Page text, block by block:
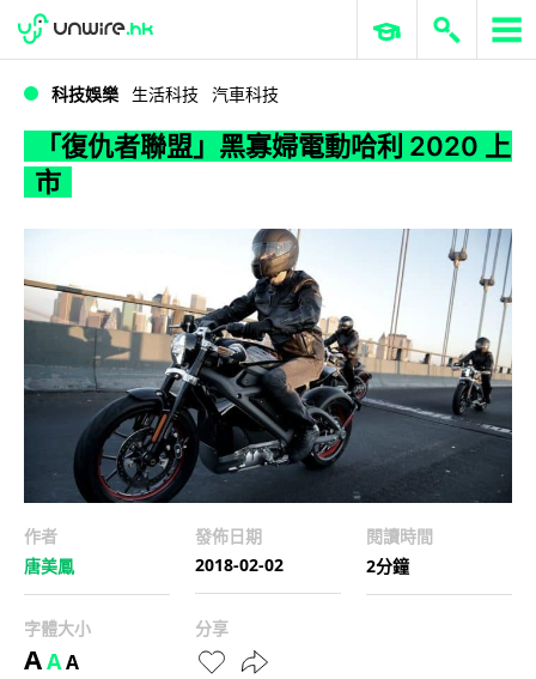
「復仇者聯盟」黑寡婦電動哈利 2020 上市
WWDC 2026 ERP 與商業 AI
科技娛樂 生活科技 汽車科技
「復仇者聯盟」黑寡婦電動哈利 2020 上
市
作者
唐美鳳
發佈日期
2018-02-02
閱讀時間
2分鐘
字體大小
AAA
分享